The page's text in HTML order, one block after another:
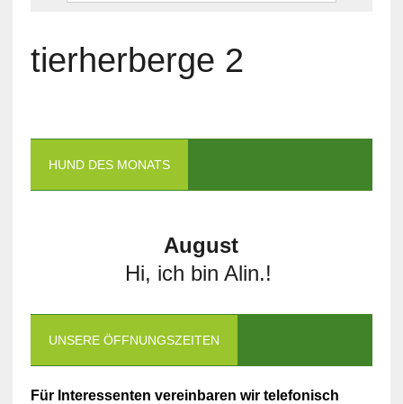
tierherberge 2
HUND DES MONATS
August
Hi, ich bin Alin.!
UNSERE ÖFFNUNGSZEITEN
Für Interessenten vereinbaren wir telefonisch